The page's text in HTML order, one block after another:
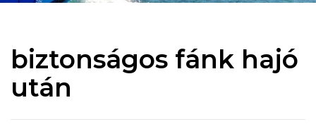
biztonságos fánk hajó
után